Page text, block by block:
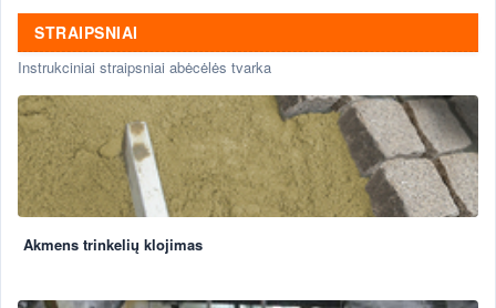
STRAIPSNIAI
Instrukciniai straipsniai abėcėlės tvarka
Akmens trinkelių klojimas